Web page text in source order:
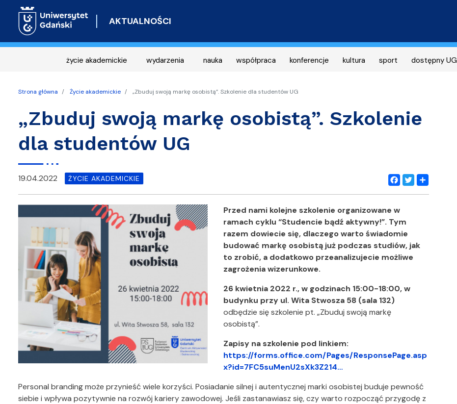
AKTUALNOŚCI
życie akademickie wydarzenia nauka współpraca konferencje kultura sport dostępny UG
Strona główna Życie akademickie „Zbuduj swoją markę osobistą”. Szkolenie dla studentów UG
„Zbuduj swoją markę osobistą”. Szkolenie
dla studentów UG
Facebook
Twitter
Share
19.04.2022 ŻYCIE AKADEMICKIE
Przed nami kolejne szkolenie organizowane w
ramach cyklu “Studencie bądź aktywny!”. Tym
razem dowiecie się, dlaczego warto świadomie
budować markę osobistą już podczas studiów, jak
to zrobić, a dodatkowo przeanalizujecie możliwe
zagrożenia wizerunkowe.
26 kwietnia 2022 r., w godzinach 15:00-18:00, w
budynku przy ul. Wita Stwosza 58 (sala 132)
odbędzie się szkolenie pt. „Zbuduj swoją markę
osobistą”.
Zapisy na szkolenie pod linkiem:
https://forms.office.com/Pages/ResponsePage.asp
x?id=7FC5suMenU2sXk3Z214…
Personal branding może przynieść wiele korzyści. Posiadanie silnej i autentycznej marki osobistej buduje pewność
siebie i wpływa pozytywnie na rozwój kariery zawodowej. Jeśli zastanawiasz się, czy warto rozpocząć przygodę z